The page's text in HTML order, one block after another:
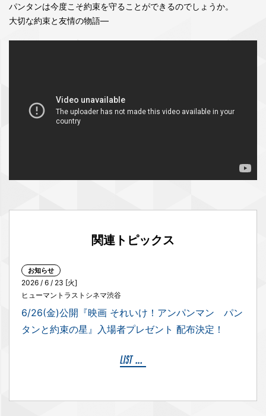
パンタンは今度こそ約束を守ることができるのでしょうか。
大切な約束と友情の物語―
関連トピックス
お知らせ
2026 / 6 / 23 [火]
ヒューマントラストシネマ渋谷
6/26(金)公開『映画 それいけ！アンパンマン パン
タンと約束の星』入場者プレゼント 配布決定！